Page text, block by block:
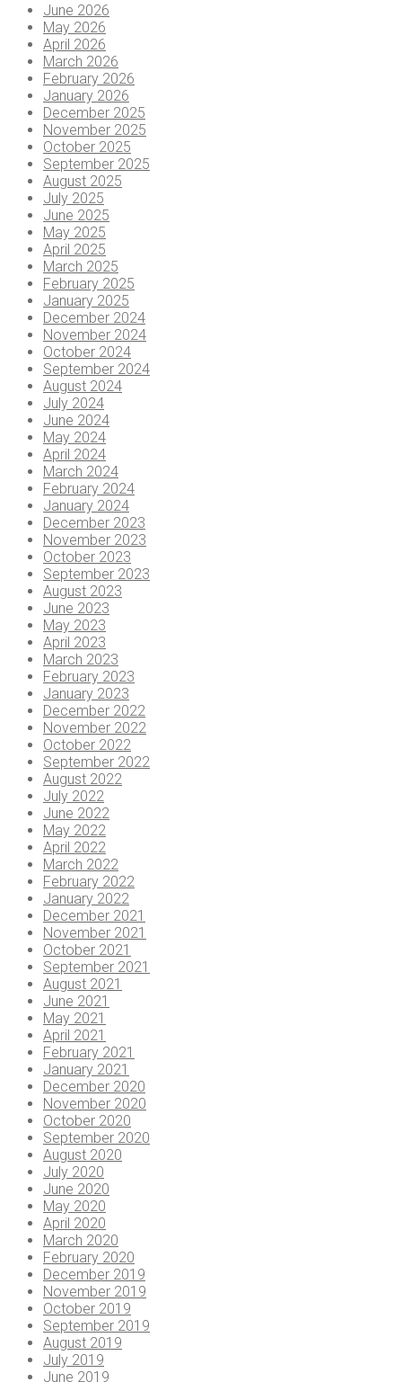
June 2026
May 2026
April 2026
March 2026
February 2026
January 2026
December 2025
November 2025
October 2025
September 2025
August 2025
July 2025
June 2025
May 2025
April 2025
March 2025
February 2025
January 2025
December 2024
November 2024
October 2024
September 2024
August 2024
July 2024
June 2024
May 2024
April 2024
March 2024
February 2024
January 2024
December 2023
November 2023
October 2023
September 2023
August 2023
June 2023
May 2023
April 2023
March 2023
February 2023
January 2023
December 2022
November 2022
October 2022
September 2022
August 2022
July 2022
June 2022
May 2022
April 2022
March 2022
February 2022
January 2022
December 2021
November 2021
October 2021
September 2021
August 2021
June 2021
May 2021
April 2021
February 2021
January 2021
December 2020
November 2020
October 2020
September 2020
August 2020
July 2020
June 2020
May 2020
April 2020
March 2020
February 2020
December 2019
November 2019
October 2019
September 2019
August 2019
July 2019
June 2019